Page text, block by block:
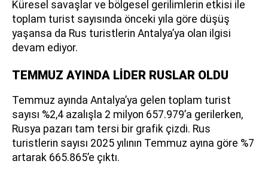
Küresel savaşlar ve bölgesel gerilimlerin etkisi ile
toplam turist sayısında önceki yıla göre düşüş
yaşansa da Rus turistlerin Antalya’ya olan ilgisi
devam ediyor.
TEMMUZ AYINDA LİDER RUSLAR OLDU
Temmuz ayında Antalya’ya gelen toplam turist
sayısı %2,4 azalışla 2 milyon 657.979’a gerilerken,
Rusya pazarı tam tersi bir grafik çizdi. Rus
turistlerin sayısı 2025 yılının Temmuz ayına göre %7
artarak 665.865’e çıktı.